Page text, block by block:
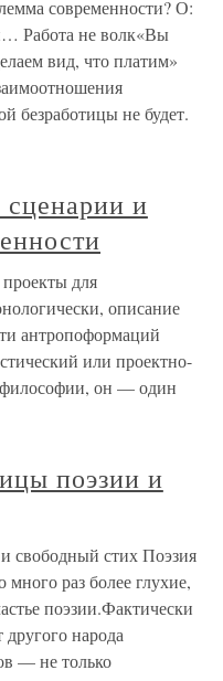
современности? О:
Работа не волк«Вы
вид, что платим»
безработицы не будет.
и
для
описание
антропоформаций
или проектно-
он — один
поэзии и
свободный стих Поэзия
раз более глухие,
поэзии.Фактически
народа
— не только